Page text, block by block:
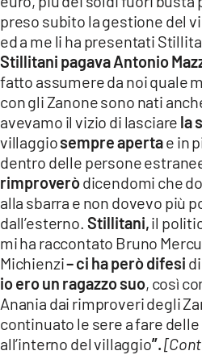
preso subito la gestione del
ed a me li ha presentati
Stillitani pagava Antonio
fatto assumere da noi quale
con gli Zanone sono nati
avevamo il vizio di lasciare la
villaggiosempre apertae in
dentro delle persone
rimproveròdicendomi che
alla sbarra e non dovevo più
dall’esterno. Stillitani,il
mi ha raccontato Bruno
Michienzi– ci ha però difesi
io ero un ragazzo suo, così
Anania dai rimproveri degli
continuato le sere a fare delle
all’interno del villaggio”.